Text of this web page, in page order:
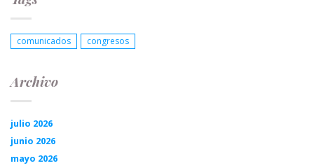
comunicados congresos
Archivo
julio 2026
junio 2026
mayo 2026